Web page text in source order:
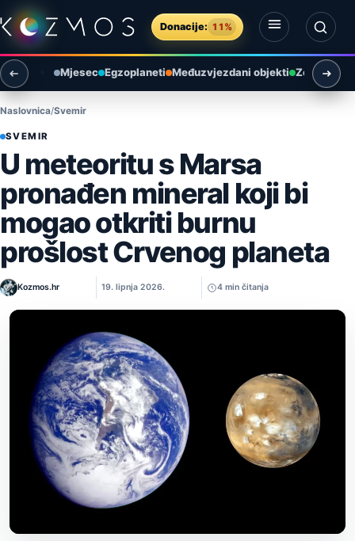
Preskoči na sadržaj
Donacije: 11%
Otvori izbornik
Otvori pretragu
Mjesec Egzoplaneti Međuzvjezdani objekti Zemlja i
Naslovnica Svemir
SVEMIR
U meteoritu s Marsa
pronađen mineral koji bi
mogao otkriti burnu
prošlost Crvenog planeta
Kozmos.hr 19. lipnja 2026. 4 min čitanja